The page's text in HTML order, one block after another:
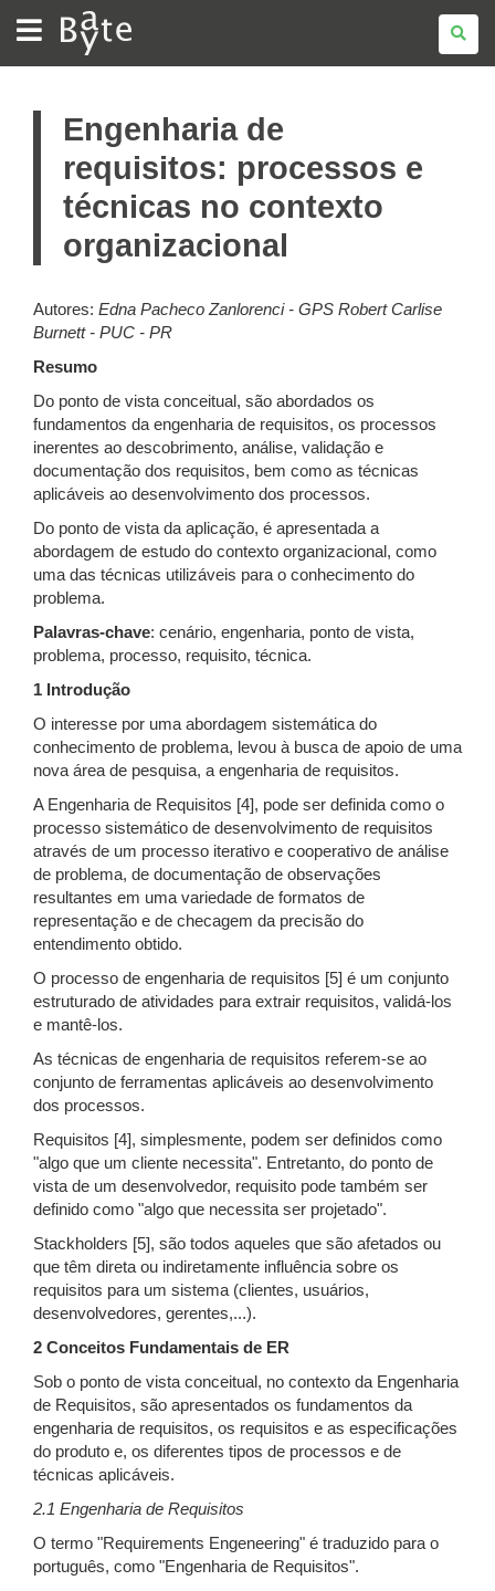
BATE
BYTE
Engenharia de
requisitos: processos e
técnicas no contexto
organizacional
Autores: Edna Pacheco Zanlorenci - GPS Robert Carlise
Burnett - PUC - PR
Resumo
Do ponto de vista conceitual, são abordados os
fundamentos da engenharia de requisitos, os processos
inerentes ao descobrimento, análise, validação e
documentação dos requisitos, bem como as técnicas
aplicáveis ao desenvolvimento dos processos.
Do ponto de vista da aplicação, é apresentada a
abordagem de estudo do contexto organizacional, como
uma das técnicas utilizáveis para o conhecimento do
problema.
Palavras-chave: cenário, engenharia, ponto de vista,
problema, processo, requisito, técnica.
1 Introdução
O interesse por uma abordagem sistemática do
conhecimento de problema, levou à busca de apoio de uma
nova área de pesquisa, a engenharia de requisitos.
A Engenharia de Requisitos [4], pode ser definida como o
processo sistemático de desenvolvimento de requisitos
através de um processo iterativo e cooperativo de análise
de problema, de documentação de observações
resultantes em uma variedade de formatos de
representação e de checagem da precisão do
entendimento obtido.
O processo de engenharia de requisitos [5] é um conjunto
estruturado de atividades para extrair requisitos, validá-los
e mantê-los.
As técnicas de engenharia de requisitos referem-se ao
conjunto de ferramentas aplicáveis ao desenvolvimento
dos processos.
Requisitos [4], simplesmente, podem ser definidos como
"algo que um cliente necessita". Entretanto, do ponto de
vista de um desenvolvedor, requisito pode também ser
definido como "algo que necessita ser projetado".
Stackholders [5], são todos aqueles que são afetados ou
que têm direta ou indiretamente influência sobre os
requisitos para um sistema (clientes, usuários,
desenvolvedores, gerentes,...).
2 Conceitos Fundamentais de ER
Sob o ponto de vista conceitual, no contexto da Engenharia
de Requisitos, são apresentados os fundamentos da
engenharia de requisitos, os requisitos e as especificações
do produto e, os diferentes tipos de processos e de
técnicas aplicáveis.
2.1 Engenharia de Requisitos
O termo "Requirements Engeneering" é traduzido para o
português, como "Engenharia de Requisitos".